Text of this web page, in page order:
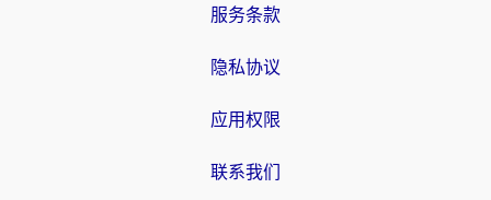
服务条款
隐私协议
应用权限
联系我们